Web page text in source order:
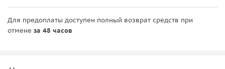
Для предоплаты доступен полный возврат средств при
отмене за 48 часов